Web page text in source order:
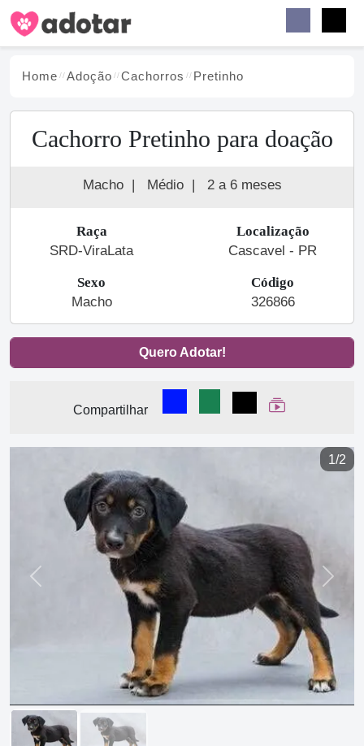
Home Adoção Cachorros Pretinho
Cachorro Pretinho para doação
Macho | Médio | 2 a 6 meses
Raça
SRD-ViraLata
Localização
Cascavel - PR
Sexo
Macho
Código
326866
Quero Adotar!
Compartilhar
Compartilhar no Facebook
Compartilhar no
Compartilhar
Ver Web Story
1/2
Previous Next